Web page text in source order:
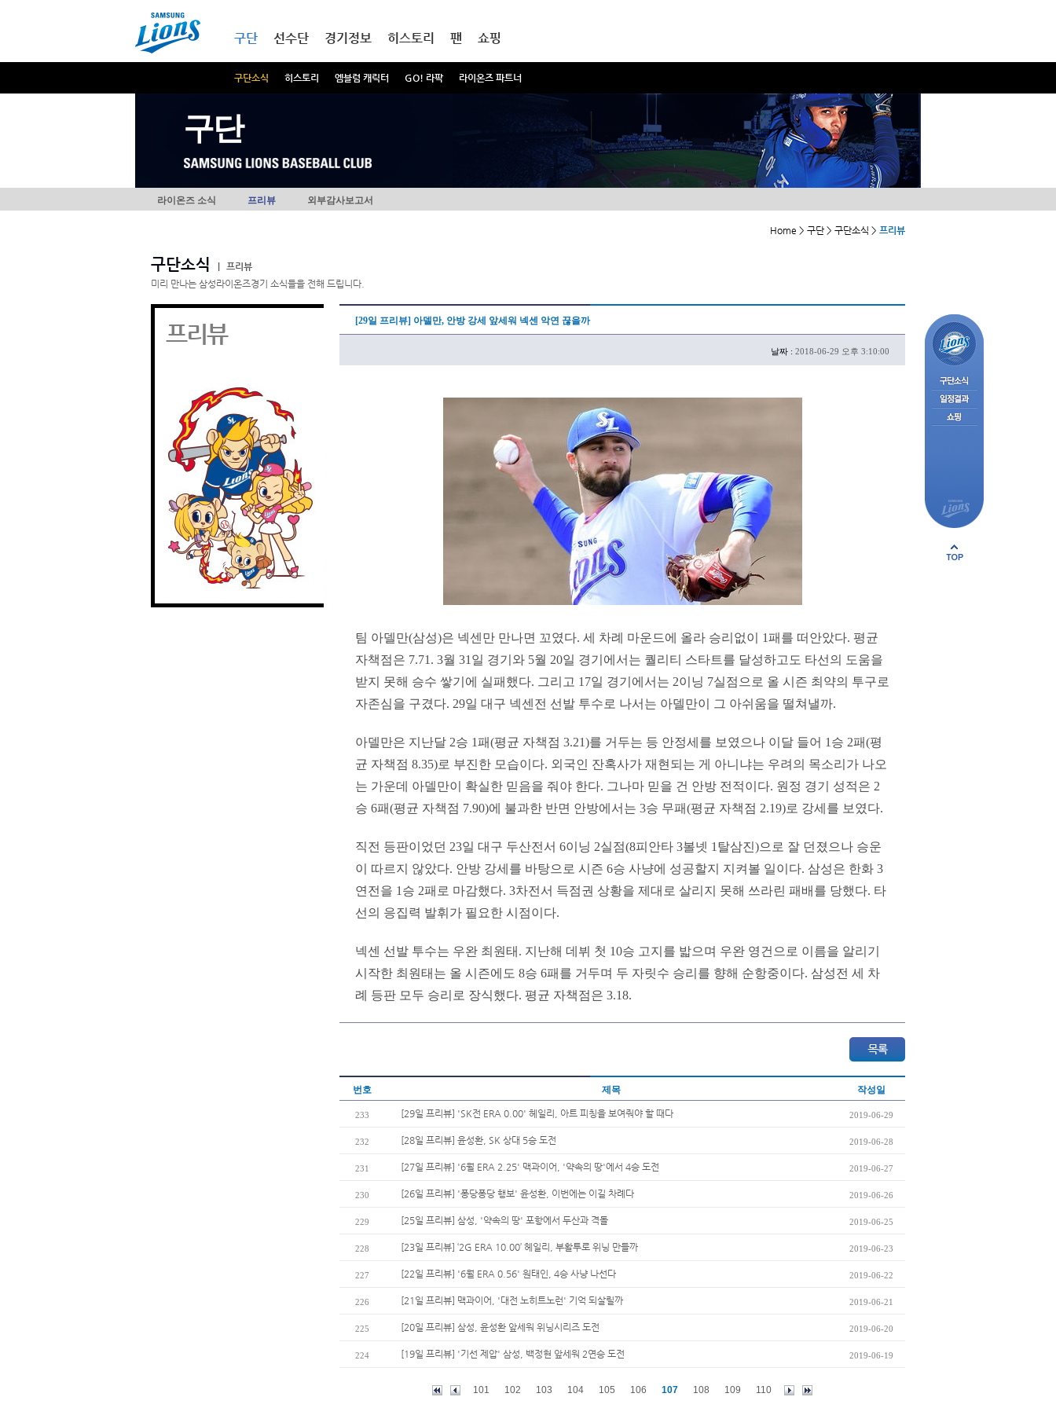
구단
구단소식 히스토리 엠블럼 캐릭터 GO! 라팍 라이온즈 파트너
선수단 경기정보 히스토리 팬 쇼핑
구단
라이온즈 소식 프리뷰 외부감사보고서
Home > 구단 > 구단소식 > 프리뷰
구단소식
프리뷰
미리 만나는 삼성라이온즈경기 소식들을 전해 드립니다.
프리뷰 [29일 프리뷰] 아델만, 안방 강세 앞세워 넥센 악연 끊을까
날짜 : 2018-06-29 오후 3:10:00
팀 아델만(삼성)은 넥센만 만나면 꼬였다. 세 차례 마운드에 올라 승리없이 1패를 떠안았다. 평균
자책점은 7.71. 3월 31일 경기와 5월 20일 경기에서는 퀄리티 스타트를 달성하고도 타선의 도움을
받지 못해 승수 쌓기에 실패했다. 그리고 17일 경기에서는 2이닝 7실점으로 올 시즌 최약의 투구로
자존심을 구겼다. 29일 대구 넥센전 선발 투수로 나서는 아델만이 그 아쉬움을 떨쳐낼까.
아델만은 지난달 2승 1패(평균 자책점 3.21)를 거두는 등 안정세를 보였으나 이달 들어 1승 2패(평
균 자책점 8.35)로 부진한 모습이다. 외국인 잔혹사가 재현되는 게 아니냐는 우려의 목소리가 나오
는 가운데 아델만이 확실한 믿음을 줘야 한다. 그나마 믿을 건 안방 전적이다. 원정 경기 성적은 2
승 6패(평균 자책점 7.90)에 불과한 반면 안방에서는 3승 무패(평균 자책점 2.19)로 강세를 보였다.
직전 등판이었던 23일 대구 두산전서 6이닝 2실점(8피안타 3볼넷 1탈삼진)으로 잘 던졌으나 승운
이 따르지 않았다. 안방 강세를 바탕으로 시즌 6승 사냥에 성공할지 지켜볼 일이다. 삼성은 한화 3
연전을 1승 2패로 마감했다. 3차전서 득점권 상황을 제대로 살리지 못해 쓰라린 패배를 당했다. 타
선의 응집력 발휘가 필요한 시점이다.
넥센 선발 투수는 우완 최원태. 지난해 데뷔 첫 10승 고지를 밟으며 우완 영건으로 이름을 알리기
시작한 최원태는 올 시즌에도 8승 6패를 거두며 두 자릿수 승리를 향해 순항중이다. 삼성전 세 차
례 등판 모두 승리로 장식했다. 평균 자책점은 3.18.
번호 제목 작성일
233 [29일 프리뷰] 'SK전 ERA 0.00' 헤일리, 아트 피칭을 보여줘야 할 때다 2019-06-29
232 [28일 프리뷰] 윤성환, SK 상대 5승 도전 2019-06-28
231 [27일 프리뷰] '6월 ERA 2.25' 맥과이어, '약속의 땅'에서 4승 도전 2019-06-27
230 [26일 프리뷰] '퐁당퐁당 행보' 윤성환, 이번에는 이길 차례다 2019-06-26
229 [25일 프리뷰] 삼성, '약속의 땅' 포항에서 두산과 격돌 2019-06-25
228 [23일 프리뷰] ‘2G ERA 10.00’ 헤일리, 부활투로 위닝 만들까 2019-06-23
227 [22일 프리뷰] '6월 ERA 0.56' 원태인, 4승 사냥 나선다 2019-06-22
226 [21일 프리뷰] 맥과이어, '대전 노히트노런' 기억 되살릴까 2019-06-21
225 [20일 프리뷰] 삼성, 윤성환 앞세워 위닝시리즈 도전 2019-06-20
224 [19일 프리뷰] '기선 제압' 삼성, 백정현 앞세워 2연승 도전 2019-06-19
101 102 103 104 105 106 107 108 109 110